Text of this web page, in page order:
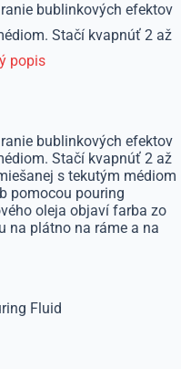
bublinkových efektov
Stačí kvapnúť 2 až
popis
bublinkových efektov
Stačí kvapnúť 2 až
s tekutým médiom
pomocou pouring
oleja objaví farba zo
na plátno na ráme a na
Fluid